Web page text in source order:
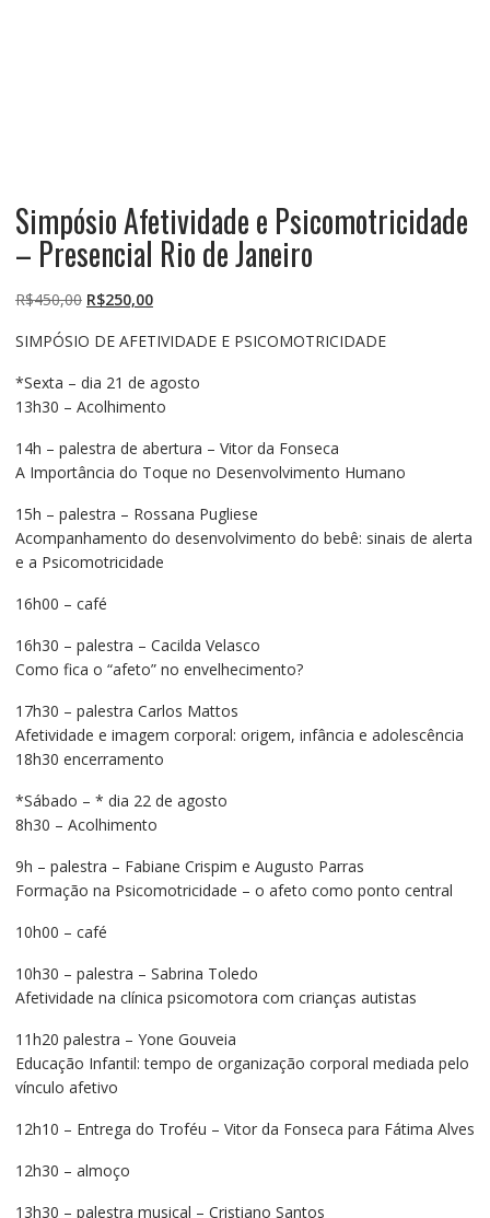
Simpósio Afetividade e Psicomotricidade
– Presencial Rio de Janeiro
R$450,00 O
original
R$450,00.
R$250,00O
atual
R$250,00.
SIMPÓSIO DE AFETIVIDADE E PSICOMOTRICIDADE
*Sexta – dia 21 de agosto
13h30 – Acolhimento
14h – palestra de abertura – Vitor da Fonseca
A Importância do Toque no Desenvolvimento Humano
15h – palestra – Rossana Pugliese
Acompanhamento do desenvolvimento do bebê: sinais de alerta
e a Psicomotricidade
16h00 – café
16h30 – palestra – Cacilda Velasco
Como fica o “afeto” no envelhecimento?
17h30 – palestra Carlos Mattos
Afetividade e imagem corporal: origem, infância e adolescência
18h30 encerramento
*Sábado – * dia 22 de agosto
8h30 – Acolhimento
9h – palestra – Fabiane Crispim e Augusto Parras
Formação na Psicomotricidade – o afeto como ponto central
10h00 – café
10h30 – palestra – Sabrina Toledo
Afetividade na clínica psicomotora com crianças autistas
11h20 palestra – Yone Gouveia
Educação Infantil: tempo de organização corporal mediada pelo
vínculo afetivo
12h10 – Entrega do Troféu – Vitor da Fonseca para Fátima Alves
12h30 – almoço
13h30 – palestra musical – Cristiano Santos